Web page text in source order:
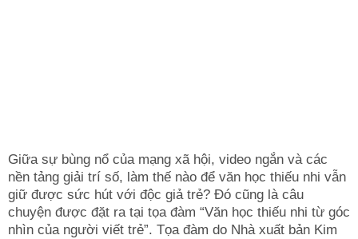
Giữa sự bùng nổ của mạng xã hội, video ngắn và các
nền tảng giải trí số, làm thế nào để văn học thiếu nhi vẫn
giữ được sức hút với độc giả trẻ? Đó cũng là câu
chuyện được đặt ra tại tọa đàm “Văn học thiếu nhi từ góc
nhìn của người viết trẻ”. Tọa đàm do Nhà xuất bản Kim